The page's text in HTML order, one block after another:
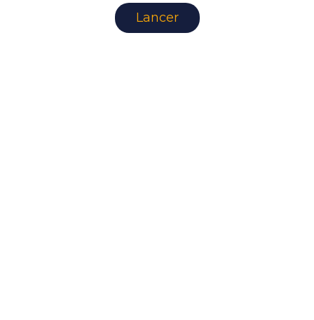
Lancer